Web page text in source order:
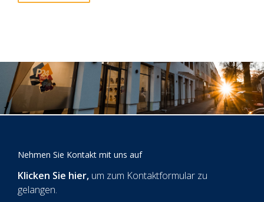
Nehmen Sie Kontakt mit uns auf
Klicken Sie hier, um zum Kontaktformular zu
gelangen.